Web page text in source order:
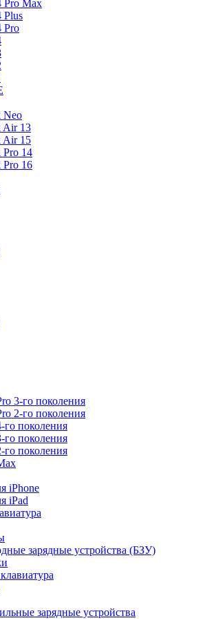
Pro Max
Plus
Pro
Neo
Air 13
Air 15
Pro 14
Pro 16
3-го поколения
2-го поколения
го поколения
го поколения
го поколения
iPhone
iPad
зарядные устройства (БЗУ)
зарядные устройства